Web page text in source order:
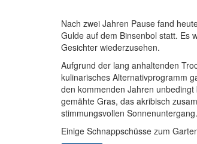
Nach zwei Jahren Pause fand
Gulde auf dem Binsenbol statt. Es
Gesichter wiederzusehen.
Aufgrund der lang anhaltenden
kulinarisches Alternativprogramm
den kommenden Jahren
gemähte Gras, das akribisch
stimmungsvollen Sonnenuntergang.
Einige Schnappschüsse zum